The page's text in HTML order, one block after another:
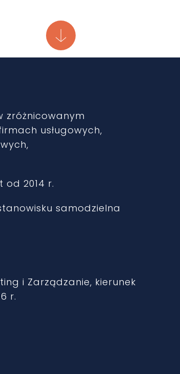
zróżnicowanym
usługowych,
od 2014 r.
samodzielna
i Zarządzanie, kierunek
r.